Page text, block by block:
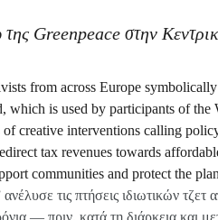
της Greenpeace στην
τις πτήσεις ιδιωτικών τζετ
— πριν, κατά τη διάρκεια και